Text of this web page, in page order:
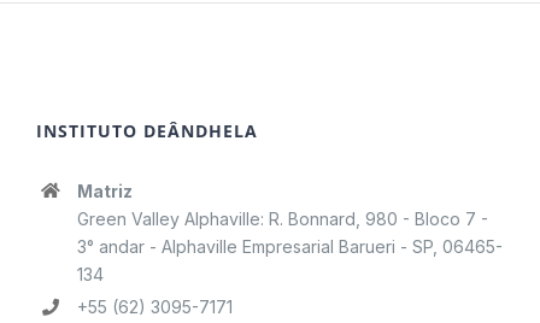
INSTITUTO DEÂNDHELA
Matriz
Green Valley Alphaville: R. Bonnard, 980 - Bloco 7 -
3° andar - Alphaville Empresarial Barueri - SP, 06465-
134
+55 (62) 3095-7171